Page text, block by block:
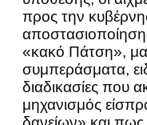
προς την
«κακό Πάτση»,
συμπεράσματα,
διαδικασίες που
μηχανισμός